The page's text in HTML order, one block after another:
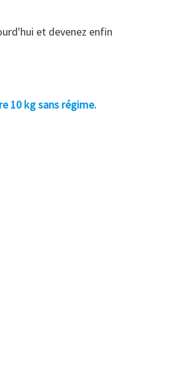
et devenez enfin
10 kg sans régime.